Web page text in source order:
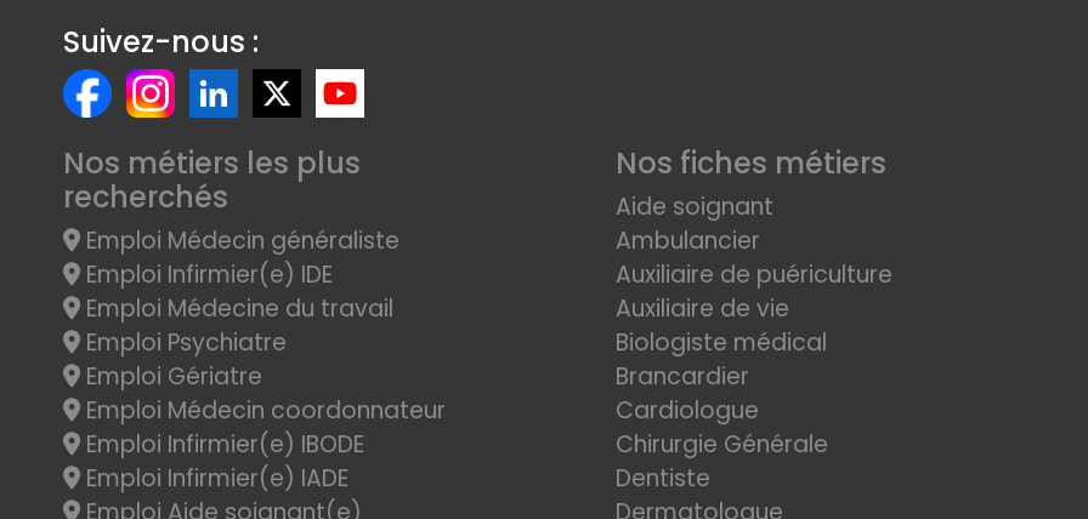
Suivez-nous :
Nos métiers les plus
recherchés
Emploi Médecin généraliste
Emploi Infirmier(e) IDE
Emploi Médecine du travail
Emploi Psychiatre
Emploi Gériatre
Emploi Médecin coordonnateur
Emploi Infirmier(e) IBODE
Emploi Infirmier(e) IADE
Emploi Aide soignant(e)
Nos fiches métiers
Aide soignant
Ambulancier
Auxiliaire de puériculture
Auxiliaire de vie
Biologiste médical
Brancardier
Cardiologue
Chirurgie Générale
Dentiste
Dermatologue